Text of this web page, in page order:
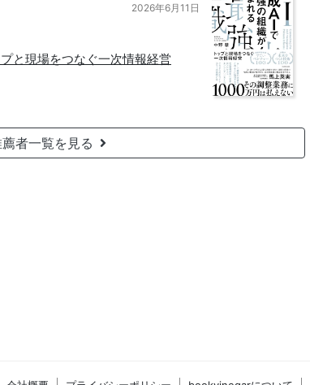
2026年6月11日
と現場をつなぐ一次情報経営
者一覧を見る